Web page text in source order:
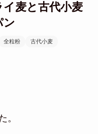
イ麦と古代小麦
ン
全粒粉 古代小麦
。